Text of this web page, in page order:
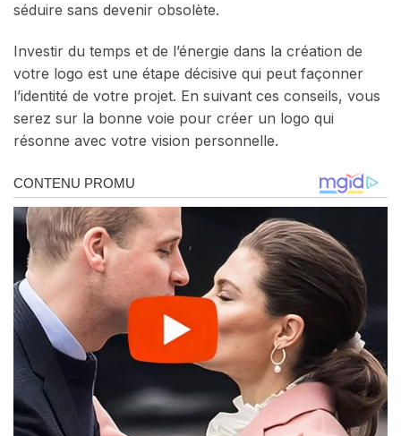
séduire sans devenir obsolète.
Investir du temps et de l’énergie dans la création de
votre logo est une étape décisive qui peut façonner
l’identité de votre projet. En suivant ces conseils, vous
serez sur la bonne voie pour créer un logo qui
résonne avec votre vision personnelle.